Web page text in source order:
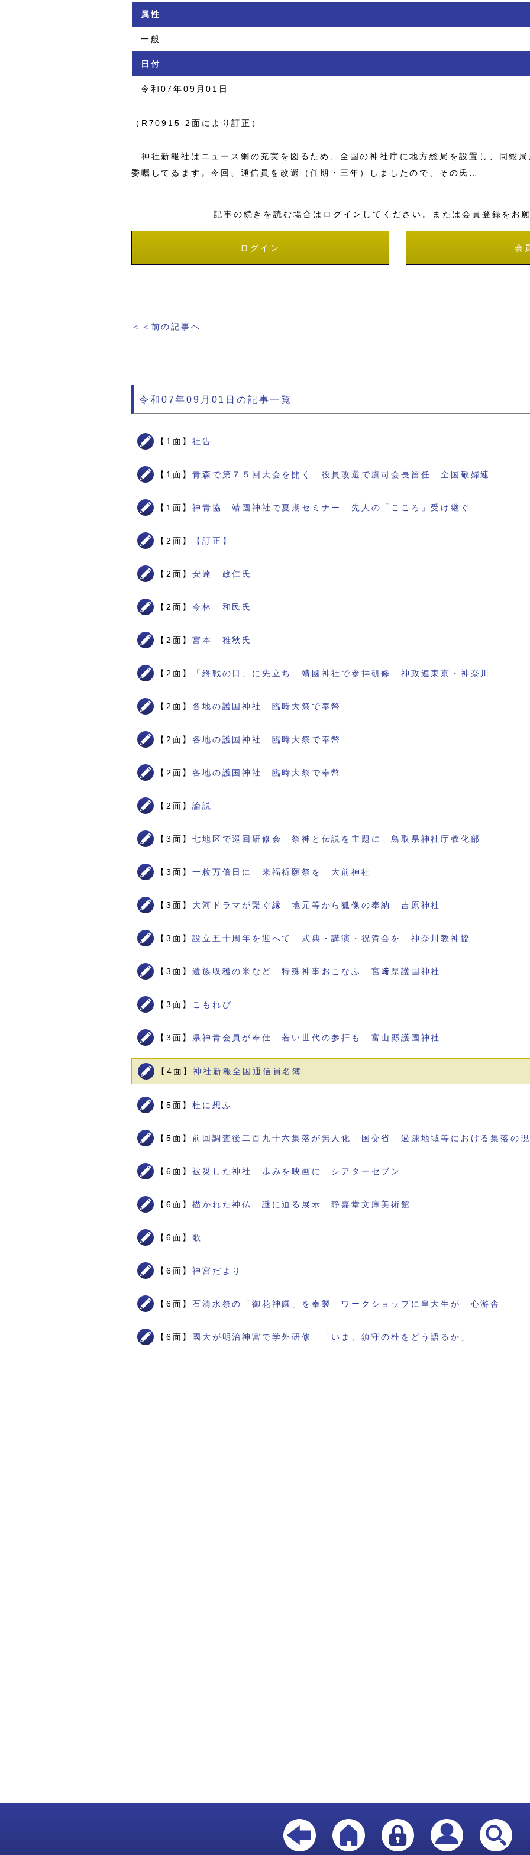
属性
一般
日付
令和07年09月01日
（R70915-2面により訂正）
神社新報社はニュース網の充実を図るため、全国の神社庁に地方総局を設置し、同総
委嘱してゐます。今回、通信員を改選（任期・三年）しましたので、その氏…
記事の続きを読む場合はログインしてください。または会員登録をお
ログイン 会
＜＜前の記事へ
令和07年09月01日の記事一覧
【1面】社告
【1面】青森で第７５回大会を開く 役員改選で鷹司会長留任 全国敬婦連
【1面】神青協 靖國神社で夏期セミナー 先人の「こころ」受け継ぐ
【2面】 【訂正】
【2面】安達 政仁氏
【2面】今林 和民氏
【2面】宮本 稚秋氏
【2面】 「終戦の日」に先立ち 靖國神社で参拝研修 神政連東京・神奈川
【2面】各地の護国神社 臨時大祭で奉幣
【2面】各地の護国神社 臨時大祭で奉幣
【2面】各地の護国神社 臨時大祭で奉幣
【2面】論説
【3面】七地区で巡回研修会 祭神と伝説を主題に 鳥取県神社庁教化部
【3面】一粒万倍日に 来福祈願祭を 大前神社
【3面】 大河ドラマが繋ぐ縁 地元等から狐像の奉納 吉原神社
【3面】設立五十周年を迎へて 式典・講演・祝賀会を 神奈川教神協
【3面】遺族収穫の米など 特殊神事おこなふ 宮﨑県護国神社
【3面】 こもれび
【3面】 県神青会員が奉仕 若い世代の参拝も 富山縣護國神社
【4面】神社新報全国通信員名簿
【5面】杜に想ふ
【5面】前回調査後二百九十六集落が無人化 国交省 過疎地域等における集落の現
【6面】被災した神社 歩みを映画に シアターセブン
【6面】描かれた神仏 謎に迫る展示 静嘉堂文庫美術館
【6面】歌
【6面】神宮だより
【6面】石清水祭の「御花神饌」を奉製 ワークショップに皇大生が 心游舎
【6面】 國大が明治神宮で学外研修 「いま、鎮守の杜をどう語るか」